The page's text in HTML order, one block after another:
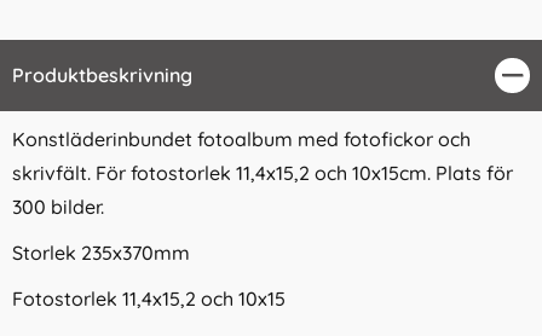
Produktbeskrivning
Konstläderinbundet fotoalbum med fotofickor och
skrivfält. För fotostorlek 11,4x15,2 och 10x15cm. Plats för
300 bilder.
Storlek 235x370mm
Fotostorlek 11,4x15,2 och 10x15